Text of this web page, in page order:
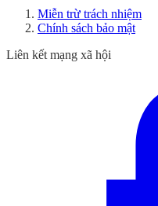
Miễn trừ trách nhiệm
Chính sách bảo mật
Liên kết mạng xã hội